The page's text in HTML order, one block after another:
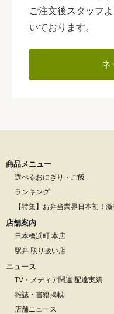
ご注文後スタッフ
いております。
ネ
商品メニュー
選べるおにぎり・ご飯
ランキング
【特集】お弁当業界日本初！
店舗案内
日本橋浜町 本店
駅弁 取り扱い店
ニュース
TV・メディア関連 配達実績
雑誌・書籍掲載
店舗ニュース